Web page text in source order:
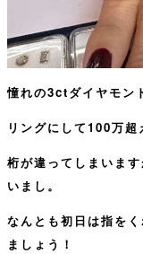
憧れの3ctダイヤモン
リングにして100万超
桁が違ってしまいま
いまし。
なんとも初日は指を
ましょう！